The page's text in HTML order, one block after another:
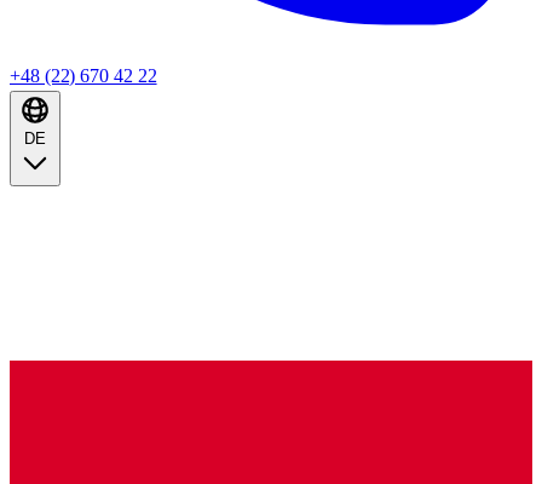
+48 (22) 670 42 22